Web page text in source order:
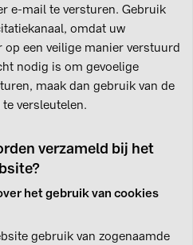
e-mail te versturen. Gebruik
omdat uw
een veilige manier verstuurd
nodig is om gevoelige
maak dan gebruik van de
versleutelen.
verzameld bij het
het gebruik van cookies
gebruik van zogenaamde